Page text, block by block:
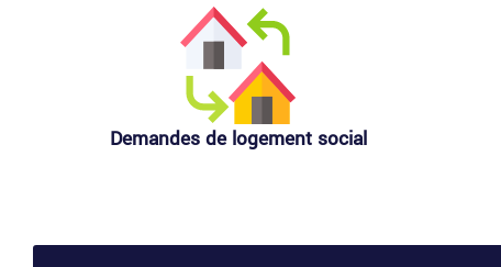
Demandes de logement social​